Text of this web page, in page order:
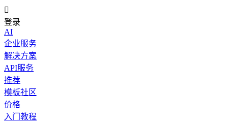

登录
AI
企业服务
解决方案
API服务
推荐
模板社区
价格
入门教程